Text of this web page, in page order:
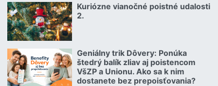
Kuriózne vianočné poistné udalosti
2.
18.12.2024 | | redakcia
Geniálny trik Dôvery: Ponúka
štedrý balík zliav aj poistencom
VšZP a Unionu. Ako sa k nim
dostanete bez prepoisťovania?
06.07.2026 | | redakcia